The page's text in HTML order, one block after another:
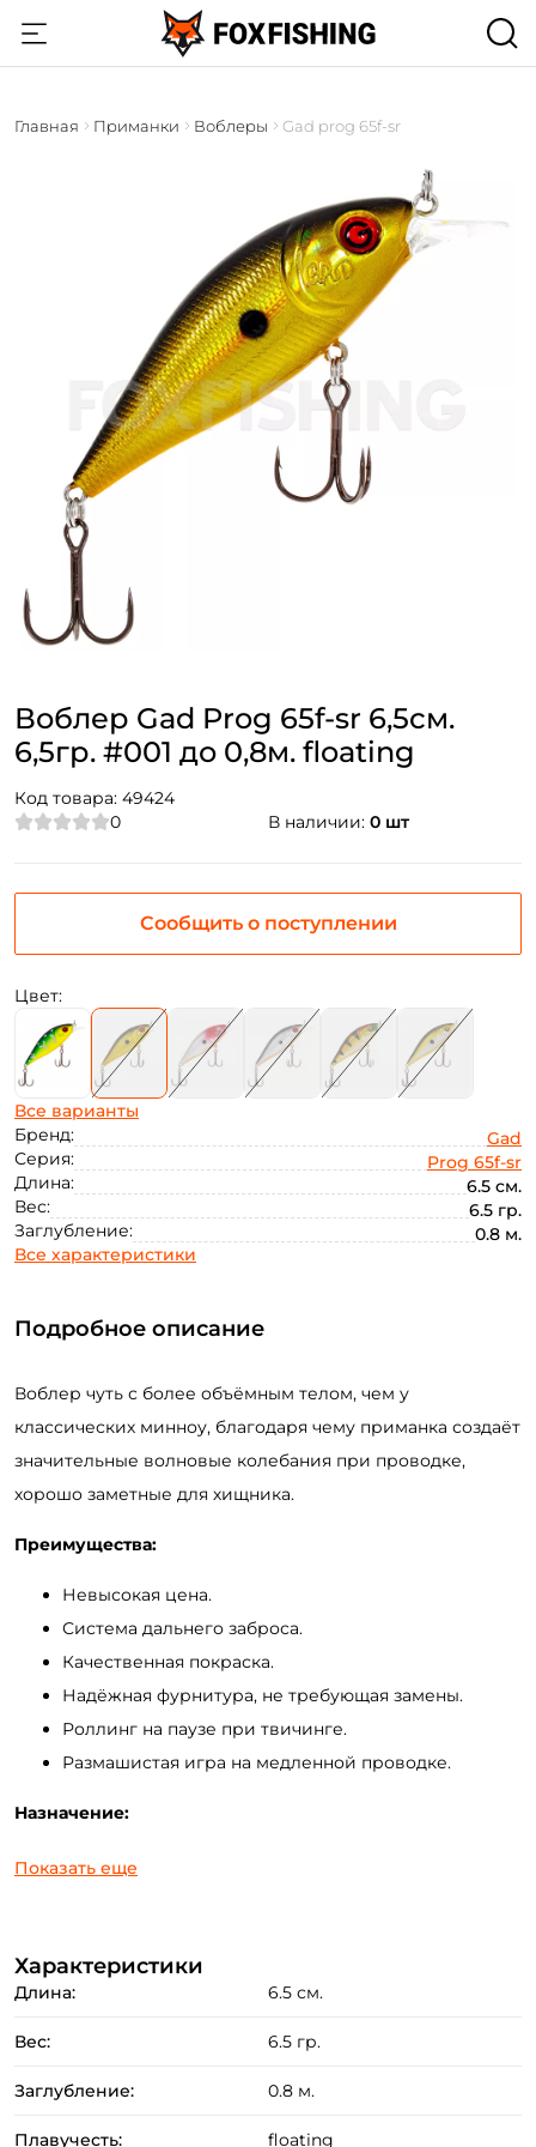
Главная Приманки Воблеры Gad prog 65f-sr
Воблер Gad Prog 65f-sr 6,5см.
6,5гр. #001 до 0,8м. floating
Код товара: 49424
0
В наличии: 0 шт
Цвет:
Все варианты
Бренд:
Gad
Серия:
Prog 65f-sr
Длина:
6.5 см.
Вес:
6.5 гр.
Заглубление:
0.8 м.
Все характеристики
Сообщить о поступлении
Подробное описание
Воблер чуть с более объёмным телом, чем у
классических минноу, благодаря чему приманка создаёт
значительные волновые колебания при проводке,
хорошо заметные для хищника.
Преимущества:
Невысокая цена.
Система дальнего заброса.
Качественная покраска.
Надёжная фурнитура, не требующая замены.
Роллинг на паузе при твичинге.
Размашистая игра на медленной проводке.
Назначение:
Воблер GAD PROG 65F-SR предназначен для ловли
Ловля щуки твичингом, равномерной проводкой и
проводкой stop and go.
рек.
Ловля жереха быстрой равномерной проводкой.
Показать еще
Характеристики
Длина: 6.5 см.
Вес: 6.5 гр.
Заглубление: 0.8 м.
Плавучесть: floating